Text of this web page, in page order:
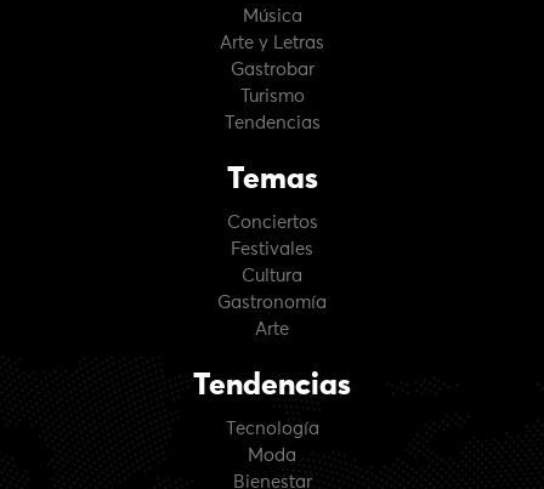
Música
Arte y Letras
Gastrobar
Turismo
Tendencias
Temas
Conciertos
Festivales
Cultura
Gastronomía
Arte
Tendencias
Tecnología
Moda
Bienestar